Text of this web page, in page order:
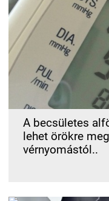
A becsületes
lehet örökre
vérnyomástól..